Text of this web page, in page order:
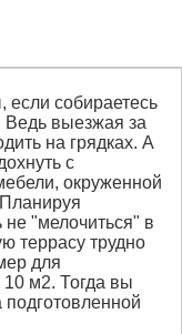
если собираетесь
Ведь выезжая за
на грядках. А
с
окруженной
не "мелочиться" в
террасу трудно
для
м2. Тогда вы